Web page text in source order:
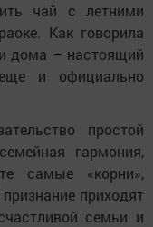
чай с летними
Как говорила
дома – настоящий
и официально
простой
гармония,
самые «корни»,
приходят
семьи и